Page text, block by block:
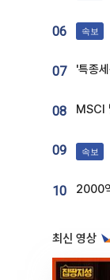
06 속보
07
08
09 속보
10
최신 영상